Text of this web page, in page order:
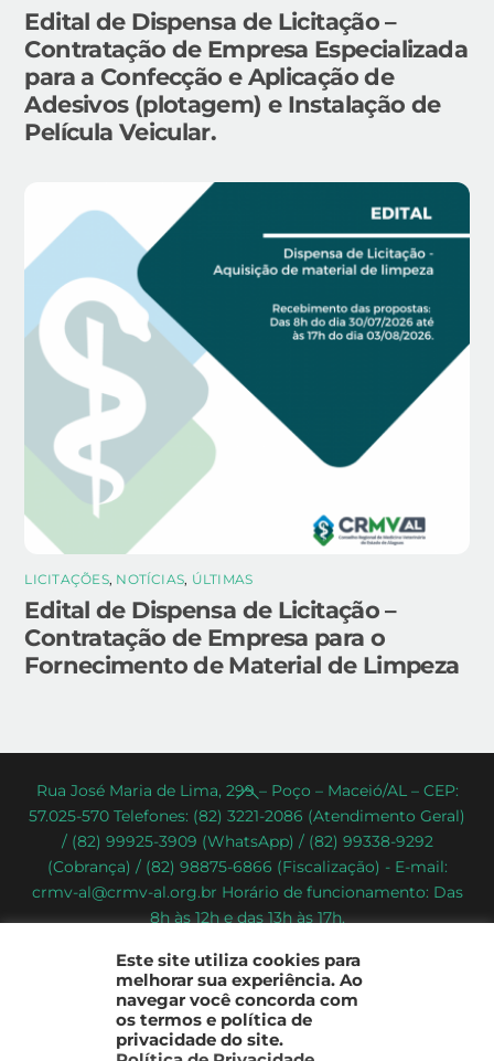
Edital de Dispensa de Licitação –
Contratação de Empresa Especializada
para a Confecção e Aplicação de
Adesivos (plotagem) e Instalação de
Película Veicular.
LICITAÇÕES, NOTÍCIAS, ÚLTIMAS
Edital de Dispensa de Licitação –
Contratação de Empresa para o
Fornecimento de Material de Limpeza
Back
To
Top
Rua José Maria de Lima, 299 – Poço – Maceió/AL – CEP:
57.025-570 Telefones: (82) 3221-2086 (Atendimento Geral)
/ (82) 99925-3909 (WhatsApp) / (82) 99338-9292
(Cobrança) / (82) 98875-6866 (Fiscalização) - E-mail:
crmv-al@crmv-al.org.br Horário de funcionamento: Das
8h às 12h e das 13h às 17h.
Estado de Alagoas
2022 - © Todos os direitos reservados
Este site utiliza cookies para
melhorar sua experiência. Ao
navegar você concorda com
os termos e política de
privacidade do site.